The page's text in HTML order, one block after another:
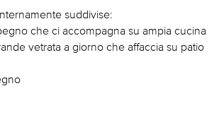
suddivise:
che ci accompagna su ampia cucina
vetrata a giorno che affaccia su patio